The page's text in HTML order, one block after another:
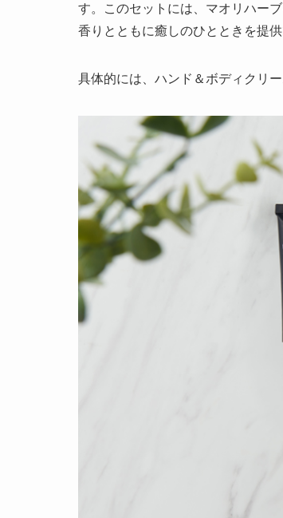
す。このセットには、マオリハー
香りとともに癒しのひとときを提供
具体的には、ハンド＆ボディクリ